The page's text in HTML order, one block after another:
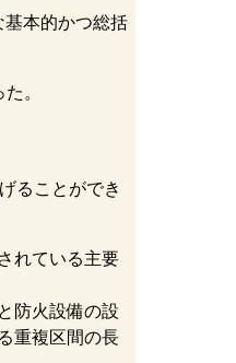
本的かつ総括
。
ることができ
れている主要
防火設備の設
重複区間の長